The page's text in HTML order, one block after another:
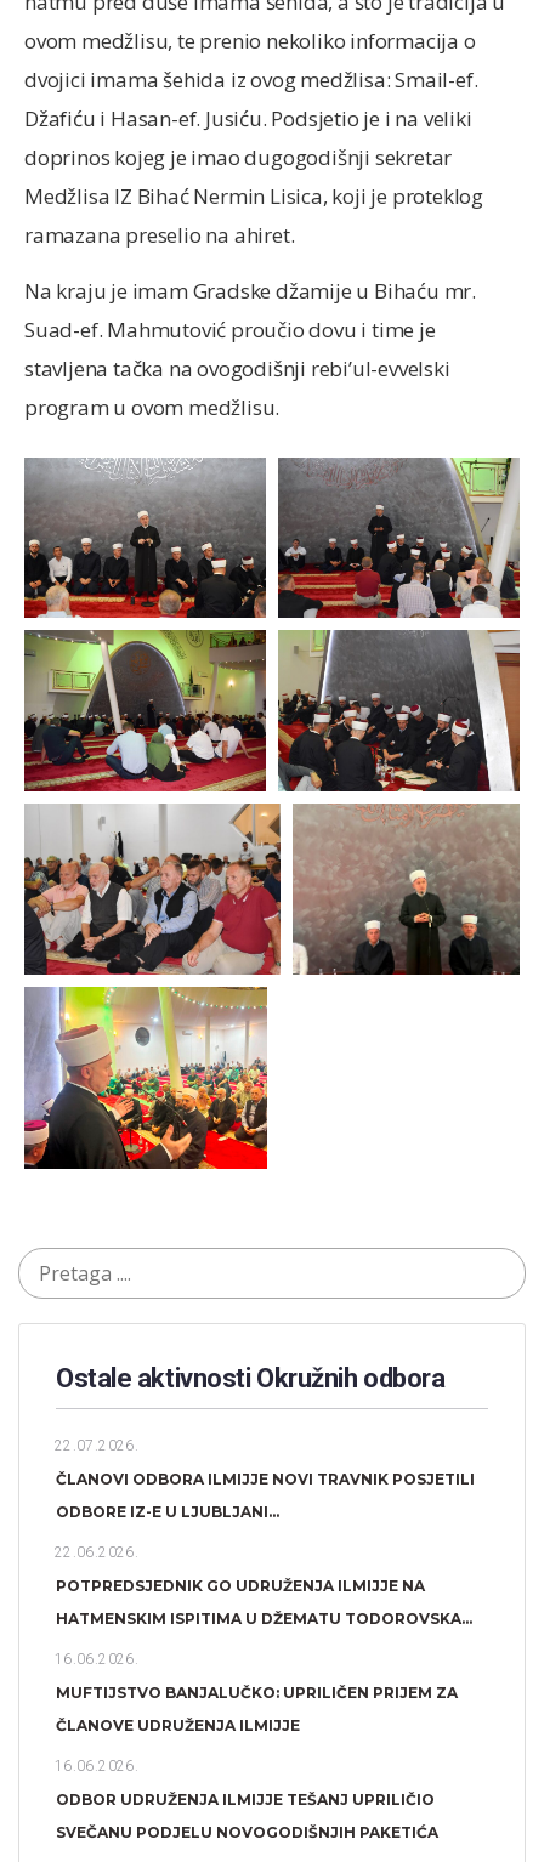
ovom medžlisu, te prenio nekoliko informacija o
dvojici imama šehida iz ovog medžlisa: Smail-ef.
Džafiću i Hasan-ef. Jusiću. Podsjetio je i na veliki
doprinos kojeg je imao dugogodišnji sekretar
Medžlisa IZ Bihać Nermin Lisica, koji je proteklog
ramazana preselio na ahiret.
Na kraju je imam Gradske džamije u Bihaću mr.
Suad-ef. Mahmutović proučio dovu i time je
stavljena tačka na ovogodišnji rebi’ul-evvelski
program u ovom medžlisu.
Ostale aktivnosti Okružnih odbora​
22.07.2026.
ČLANOVI ODBORA ILMIJJE NOVI TRAVNIK POSJETILI
ODBORE IZ-E U LJUBLJANI...
22.06.2026.
POTPREDSJEDNIK GO UDRUŽENJA ILMIJJE NA
HATMENSKIM ISPITIMA U DŽEMATU TODOROVSKA...
16.06.2026.
MUFTIJSTVO BANJALUČKO: UPRILIČEN PRIJEM ZA
ČLANOVE UDRUŽENJA ILMIJJE
16.06.2026.
ODBOR UDRUŽENJA ILMIJJE TEŠANJ UPRILIČIO
SVEČANU PODJELU NOVOGODIŠNJIH PAKETIĆA